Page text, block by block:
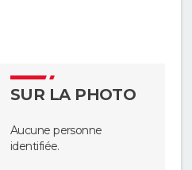
SUR LA PHOTO
Aucune personne
identifiée.